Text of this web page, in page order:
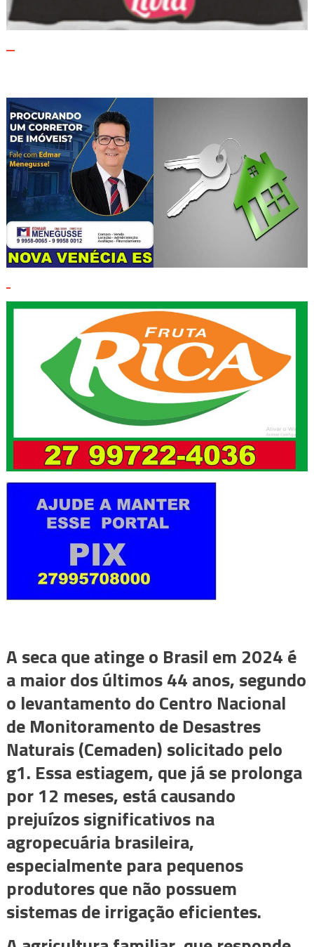
A seca que atinge o Brasil em 2024 é
a maior dos últimos 44 anos, segundo
o levantamento do Centro Nacional
de Monitoramento de Desastres
Naturais (Cemaden) solicitado pelo
g1. Essa estiagem, que já se prolonga
por 12 meses, está causando
prejuízos significativos na
agropecuária brasileira,
especialmente para pequenos
produtores que não possuem
sistemas de irrigação eficientes.